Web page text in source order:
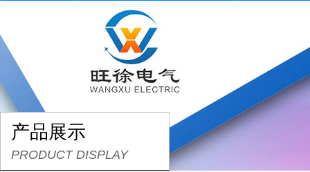
产品展示
PRODUCT DISPLAY